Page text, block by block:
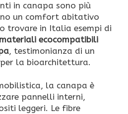
in canapa sono più
un comfort abitativo
trovare in Italia esempi di
materiali ecocompatibili
, testimonianza di un
la bioarchitettura.
la canapa è
pannelli interni,
leggeri. Le fibre